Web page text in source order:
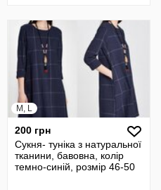
M, L
200 грн
Сукня- туніка з натуральної
тканини, бавовна, колір
темно-синій, розмір 46-50